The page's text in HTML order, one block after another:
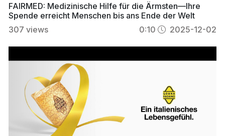
FAIRMED: Medizinische Hilfe für die Ärmsten—Ihre
Spende erreicht Menschen bis ans Ende der Welt
307 views 0:10 2025-12-02